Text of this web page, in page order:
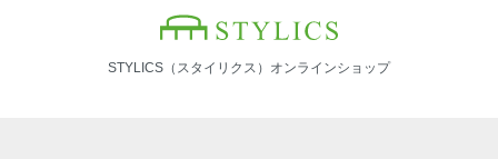
STYLICS（スタイリクス）オンラインショップ